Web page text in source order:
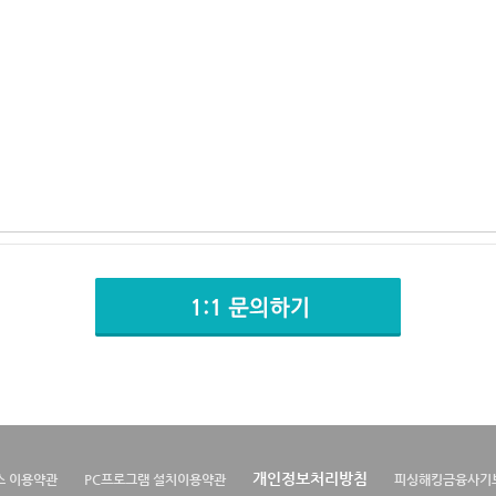
이용약관 PC프로그램 설치이용약관 개인정보처리방침 피싱해킹금융사기